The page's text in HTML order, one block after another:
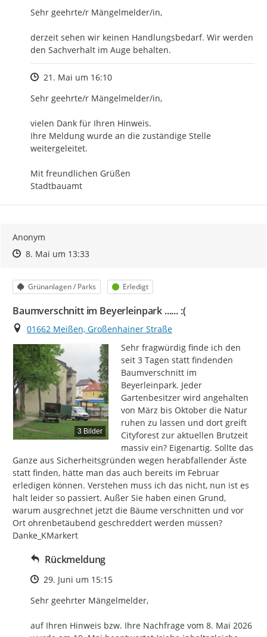
Sehr geehrte/r Mängelmelder/in,
derzeit sehen wir keinen Handlungsbedarf. Wir werden
den Sachverhalt im Auge behalten.
Zeitpunkt des Erstellens
21. Mai um 16:10
Sehr geehrte/r Mängelmelder/in,
vielen Dank für Ihren Hinweis.
Ihre Meldung wurde an die zuständige Stelle
weitergeleitet.
Mit freundlichen Grüßen
Stadtbauamt
Anonym
Zeitpunkt des Erstellens
Zeitpunkt des Erstellens
8. Mai um 13:33Zur Äußerung
Kategorie
Grünanlagen / Parks Status
Erledigt
Baumverschnitt im Beyerleinpark ...... :(
Ort
01662 Meißen, Großenhainer Straße
3 Bilder
Sehr fragwürdig finde ich den
seit 3 Tagen statt findenden
Baumverschnitt im
Beyerleinpark. Jeder
Gartenbesitzer wird angehalten
von März bis Oktober die Natur
ruhen zu lassen und dort greift
Cityforest zur aktuellen Brutzeit
massiv ein? Eigenartig. Sollte das
Ganze aus Sicherheitsgründen wegen herabfallender Äste
statt finden, hätte man das auch bereits im Februar
erledigen können. Verstehen muss ich das nicht, nun ist es
halt leider so passiert. Außer Sie haben einen Grund,
warum ausgrechnet jetzt die Bäume verschnitten und vor
Ort ohrenbetäubend geschreddert werden müssen?
Danke_KMarkert
Rückmeldung
Zeitpunkt des Erstellens
29. Juni um 15:15
Sehr geehrter Mängelmelder,
auf Ihren Hinweis bzw. Ihre Nachfrage vom 8. Mai 2026